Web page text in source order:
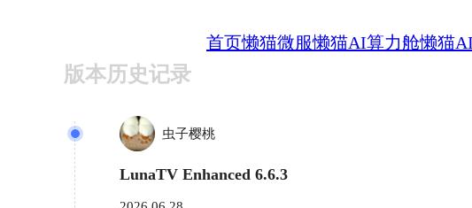
首页懒猫微服懒猫AI算力舱懒猫
版本历史记录
虫子樱桃
LunaTV Enhanced 6.6.3